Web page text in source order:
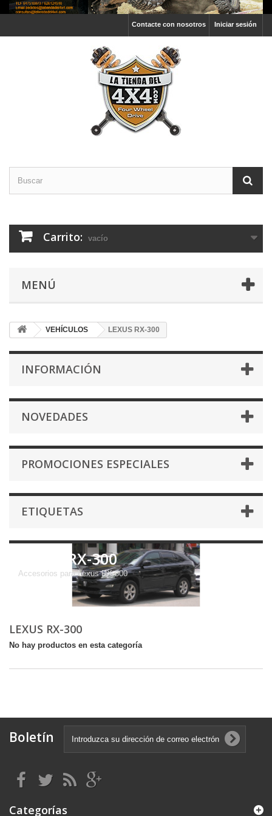
Iniciar sesión
Contacte con nosotros
Carrito: vacío
MENÚ
VEHÍCULOS LEXUS RX-300
INFORMACIÓN
NOVEDADES
PROMOCIONES ESPECIALES
ETIQUETAS
LEXUS RX-300
Accesorios para Lexus RX-300
LEXUS RX-300
No hay productos en esta categoría
Boletín
Categorías